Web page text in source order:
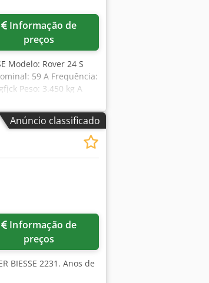
preços
Modelo: Rover 24 S
59 A Frequência:
Peso: 3.450 kg A
Anúncio classificado
preços
BIESSE 2231. Anos de